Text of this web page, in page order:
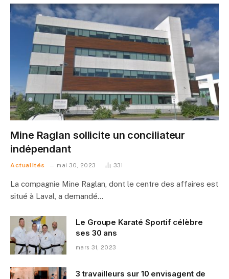
Mine Raglan sollicite un conciliateur
indépendant
Actualités mai 30, 2023 331
La compagnie Mine Raglan, dont le centre des affaires est
situé à Laval, a demandé…
Le Groupe Karaté Sportif célèbre
ses 30 ans
mars 31, 2023
3 travailleurs sur 10 envisagent de